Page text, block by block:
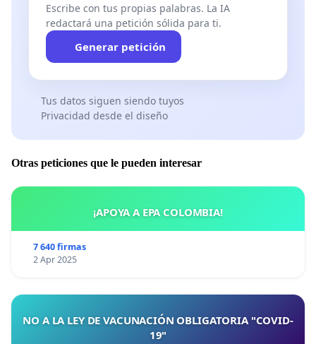
Escribe con tus propias palabras. La IA
redactará una petición sólida para ti.
Generar petición
Tus datos siguen siendo tuyos
Privacidad desde el diseño
Otras peticiones que le pueden interesar
¡APOYA A EPA COLOMBIA!
7 640 firmas
2 Apr 2025
NO A LA LEY DE VACUNACIÓN OBLIGATORIA "COVID-
19"